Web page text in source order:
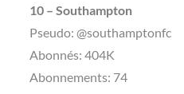
10 – Southampton
Pseudo: @southamptonfc
Abonnés: 404K
Abonnements: 74